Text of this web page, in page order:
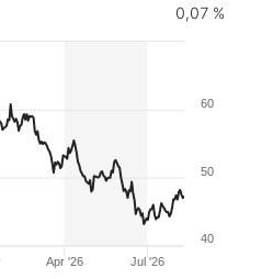
0,07 %
Apr '26 Jul '26
40
50
60